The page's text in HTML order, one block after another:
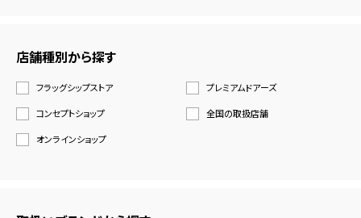
店舗種別から探す
フラッグシップストア
プレミアムドアーズ
コンセプトショップ
全国の取扱店舗
オンラインショップ